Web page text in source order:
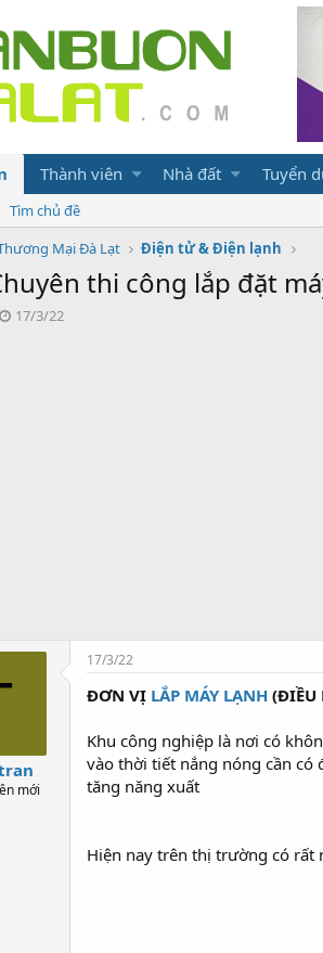
Thành viên Nhà đất Tuyển
Tìm chủ đề
Mại Đà Lạt Điện tử & Điện lạnh
thi công lắp đặt
N
17/3/22
mới
17/3/22
ĐƠN VỊ LẮP MÁY LẠNH (ĐIỀU
Khu công nghiệp là nơi có
vào thời tiết nắng nóng cần có
tăng năng xuất
Hiện nay trên thị trường có rất